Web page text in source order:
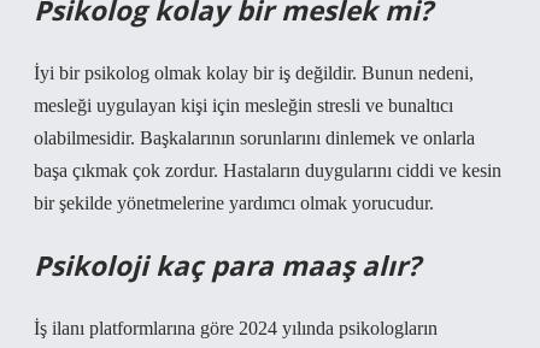
Psikolog kolay bir meslek mi?
İyi bir psikolog olmak kolay bir iş değildir. Bunun nedeni,
mesleği uygulayan kişi için mesleğin stresli ve bunaltıcı
olabilmesidir. Başkalarının sorunlarını dinlemek ve onlarla
başa çıkmak çok zordur. Hastaların duygularını ciddi ve kesin
bir şekilde yönetmelerine yardımcı olmak yorucudur.
Psikoloji kaç para maaş alır?
İş ilanı platformlarına göre 2024 yılında psikologların